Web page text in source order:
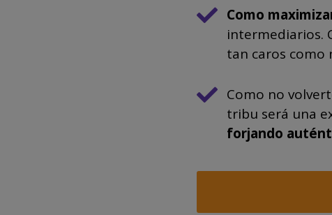
Como
intermediarios.
tan caros como
Como no
tribu será una
forjando